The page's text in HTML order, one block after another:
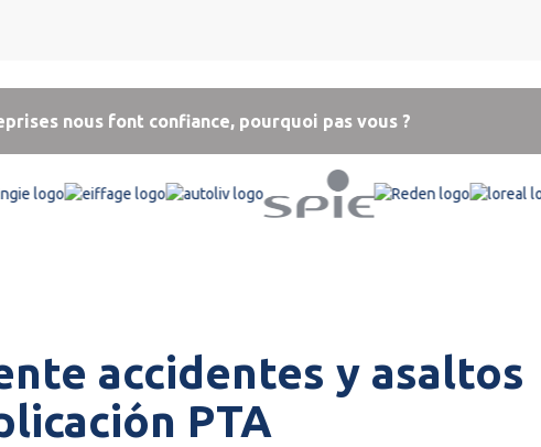
nous font confiance, pourquoi pas vous ?
accidentes y asaltos
PTA